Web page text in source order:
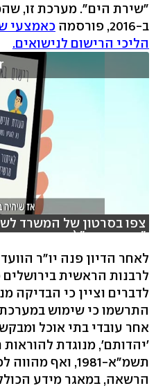
"שירת הים". מערכת זו,
ב-2016, פורסמה
כאמצעי
הליכי הרישום לנישואים.
צפו בסרטון של המשרד
"שירת הים" (באדיבות
לאחר הדיון פנה יו"ר
לרבנות הראשית
לדברים וציין כי הבדיקה
התרשמו כי שימוש
אחר עובדי בתי אוכל
'יהדותם', מנוגדת
תשמ"א-1981, ואף
הרשאה, במאגר מידע